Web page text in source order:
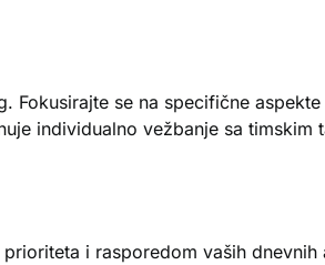
se na specifične
individualno vežbanje sa
i rasporedom vaših